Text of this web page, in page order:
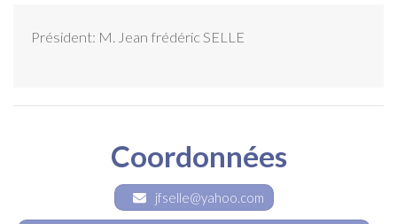
Président: M. Jean frédéric SELLE
Coordonnées
jfselle@yahoo.com